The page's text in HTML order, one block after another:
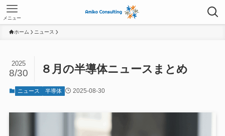
メニュー
ホーム ニュース
８月の半導体ニュースまとめ
2025
8/30
ニュース 半導体 2025-08-30